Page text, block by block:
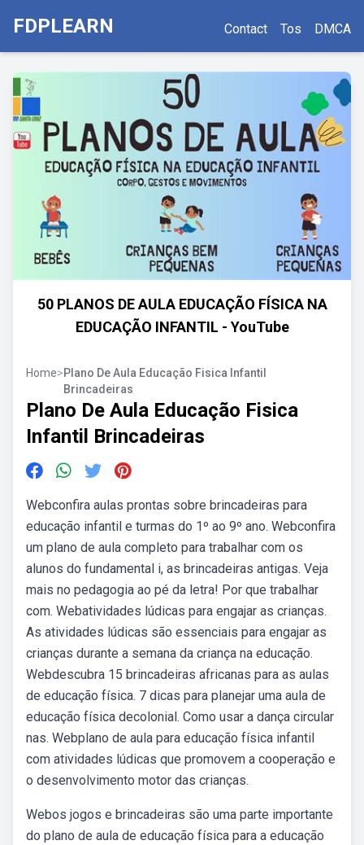
FDPLEARN Contact Tos DMCA
50 PLANOS DE AULA EDUCAÇÃO FÍSICA NA
EDUCAÇÃO INFANTIL - YouTube
Home>Plano De Aula Educação Fisica Infantil
Brincadeiras
Plano De Aula Educação Fisica
Infantil Brincadeiras
Webconfira aulas prontas sobre brincadeiras para
educação infantil e turmas do 1º ao 9º ano. Webconfira
um plano de aula completo para trabalhar com os
alunos do fundamental i, as brincadeiras antigas. Veja
mais no pedagogia ao pé da letra! Por que trabalhar
com. Webatividades lúdicas para engajar as crianças.
As atividades lúdicas são essenciais para engajar as
crianças durante a semana da criança na educação.
Webdescubra 15 brincadeiras africanas para as aulas
de educação física. 7 dicas para planejar uma aula de
educação física decolonial. Como usar a dança circular
nas. Webplano de aula para educação física infantil
com atividades lúdicas que promovem a cooperação e
o desenvolvimento motor das crianças.
Webos jogos e brincadeiras são uma parte importante
do plano de aula de educação física para a educação